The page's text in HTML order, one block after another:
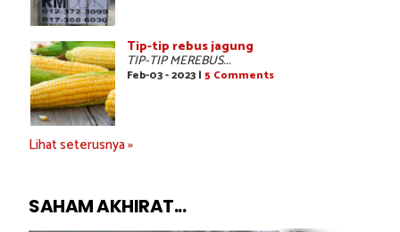
Tip-tip rebus jagung
TIP-TIP MEREBUS...
Feb-03 - 2023 | 5 Comments
Lihat seterusnya »
SAHAM AKHIRAT...